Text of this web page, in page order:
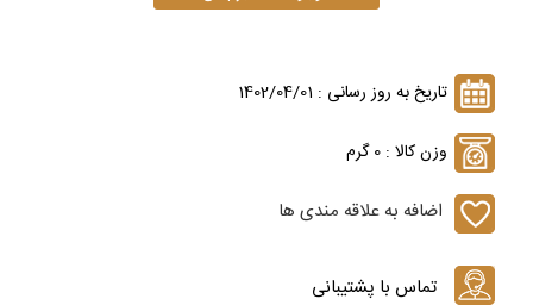
تاریخ به روز رسانی : 1402/04/01
وزن کالا : 0 گرم
اضافه به علاقه مندی ها